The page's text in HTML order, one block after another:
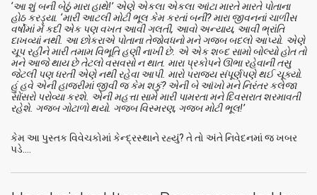
‘આ શું બની બેઠું મારા હાથે!’ એણે એકલા એકલા આંટા મારતે મારતે પોતાના
હોઠ કરડ્યા. ‘મારી આટલી મોટી ભૂલ કેમ કરતાં બની? મારા જીવનનાં ચાળીસ
વર્ષોમાં મેં કદી એક પણ વખત આવી ગલતી, આવો અન્યાય, આવી ભ્રાંતિ
દાખવ્યાં નથી. આ છોકરાએ પોતાના તેજોવધનો મને ગજબ બદલો આપ્યો. એણે
ચૂપ રહીને મારી તમામ વિભૂતિ હણી નાખી છે. એ એક શબ્દ સામો બોલ્યો હોત તો
મને આજે થાય છે તેટલો વસવસો ન થાત. મારા પ્રકોપને ઊભા રહેવાની તસુ
જેટલી પણ ધરતી એણે નથી રહેવા આપી. મારો પરાજય સંપૂર્ણપણે થઈ ચૂક્યો.
હું હવે એની હાજરીમાં જીવી જ કેમ શકું? એની બે આંખો મને નિરંતર કલેજા
સોંસરો પરોવ્યા કરશે. એની મહત્તા સામે મારી પામરતા મને દિવસરાત શરમાવતી
રહેશે. ગજબ ગોટાળો થયો. ગજબ વિસ્મરણ, ગજબ મોટી ભૂલ!’
કેમ આ પુસ્તક વિવેચકોમાં કેન્દ્રસ્થાને રહ્યું? તે તો અંતે નિવેદનમાં જ ખબર
પડે....